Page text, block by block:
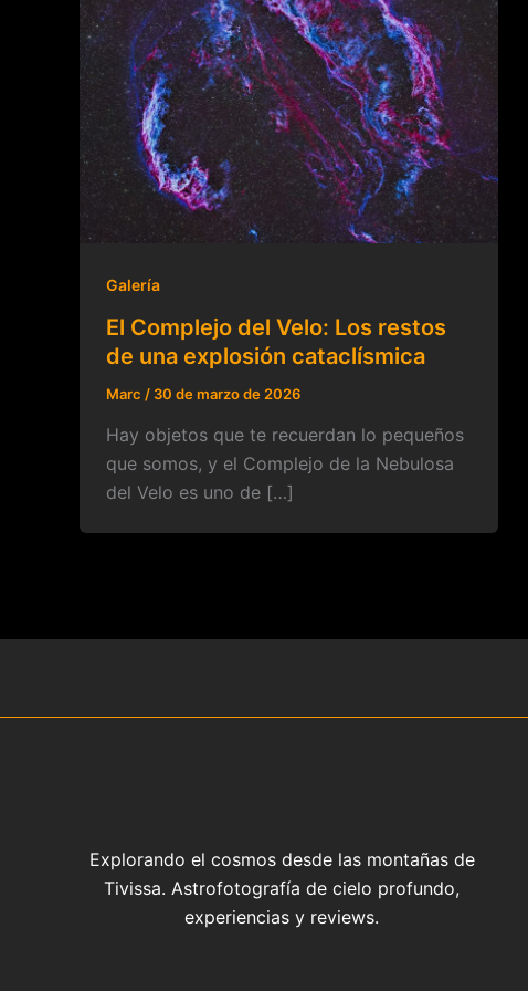
Galería
El Complejo del Velo: Los restos
de una explosión cataclísmica
Marc / 30 de marzo de 2026
Hay objetos que te recuerdan lo pequeños
que somos, y el Complejo de la Nebulosa
del Velo es uno de […]
Explorando el cosmos desde las montañas de
Tivissa. Astrofotografía de cielo profundo,
experiencias y reviews.